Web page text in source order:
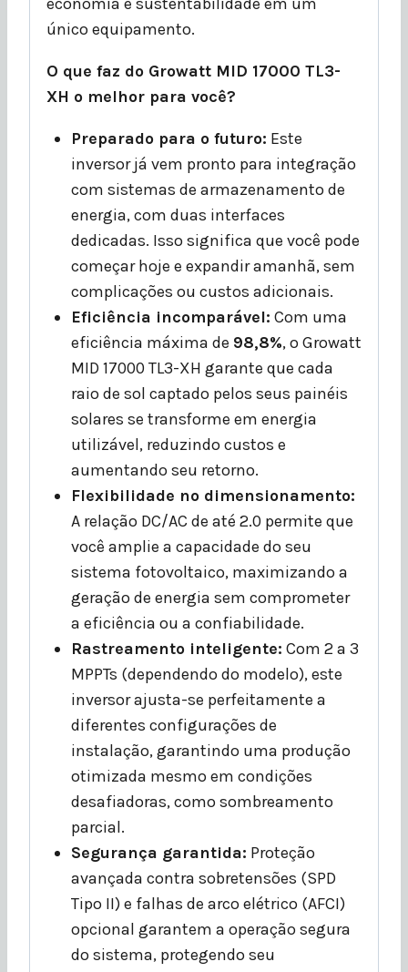
único equipamento.
O que faz do Growatt MID 17000 TL3-
XH o melhor para você?
Preparado para o futuro: Este
inversor já vem pronto para integração
com sistemas de armazenamento de
energia, com duas interfaces
dedicadas. Isso significa que você pode
começar hoje e expandir amanhã, sem
complicações ou custos adicionais.
Eficiência incomparável: Com uma
eficiência máxima de 98,8%, o Growatt
MID 17000 TL3-XH garante que cada
raio de sol captado pelos seus painéis
solares se transforme em energia
utilizável, reduzindo custos e
aumentando seu retorno.
Flexibilidade no dimensionamento:
A relação DC/AC de até 2.0 permite que
você amplie a capacidade do seu
sistema fotovoltaico, maximizando a
geração de energia sem comprometer
a eficiência ou a confiabilidade.
Rastreamento inteligente: Com 2 a 3
MPPTs (dependendo do modelo), este
inversor ajusta-se perfeitamente a
diferentes configurações de
instalação, garantindo uma produção
otimizada mesmo em condições
desafiadoras, como sombreamento
parcial.
Segurança garantida: Proteção
avançada contra sobretensões (SPD
Tipo II) e falhas de arco elétrico (AFCI)
opcional garantem a operação segura
do sistema, protegendo seu